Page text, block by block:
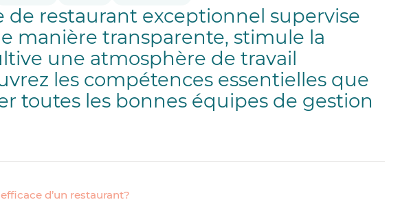
de restaurant exceptionnel supervise
manière transparente, stimule la
une atmosphère de travail
les compétences essentielles que
toutes les bonnes équipes de gestion
d’un restaurant?